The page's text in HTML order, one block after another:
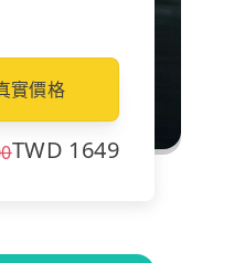
實價格
TWD 1649